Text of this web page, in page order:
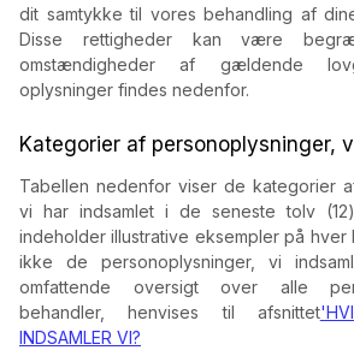
dit samtykke til vores behandling af
Disse rettigheder kan være
omstændigheder af gældende
oplysninger findes nedenfor.
Kategorier af personoplysninger,
Tabellen nedenfor viser de kategorier
vi har indsamlet i de seneste tolv
indeholder illustrative eksempler på
ikke de personoplysninger, vi
omfattende oversigt over alle
behandler, henvises til afsnittet
INDSAMLER VI?